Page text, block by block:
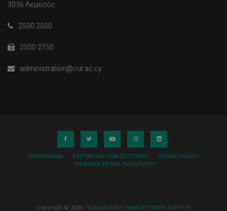
3036 Λεμεσός
2500 2500
2500 2750
administration@cut.ac.cy
ΕΠΙΚΟΙΝΩΝΊΑ ΣΧΕΤΙΚΆ ΜΕ ΤΟΝ ΙΣΤΌΤΟΠΟ
COOKIE POLICY
ΨΗΦΙΑΚΆ ΑΡΧΕΊΑ ΛΟΓΌΤΥΠΟΥ
Copyright © 2026 ΤΕΧΝΟΛΟΓΙΚΟ ΠΑΝΕΠΙΣΤΗΜΙΟ ΚΥΠΡΟΥ